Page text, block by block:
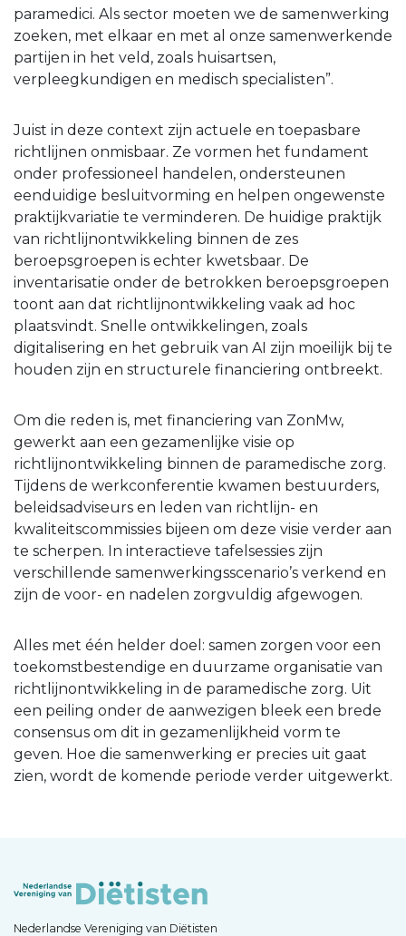
paramedici. Als sector moeten we de samenwerking
zoeken, met elkaar en met al onze samenwerkende
partijen in het veld, zoals huisartsen,
verpleegkundigen en medisch specialisten”.
Juist in deze context zijn actuele en toepasbare
richtlijnen onmisbaar. Ze vormen het fundament
onder professioneel handelen, ondersteunen
eenduidige besluitvorming en helpen ongewenste
praktijkvariatie te verminderen. De huidige praktijk
van richtlijnontwikkeling binnen de zes
beroepsgroepen is echter kwetsbaar. De
inventarisatie onder de betrokken beroepsgroepen
toont aan dat richtlijnontwikkeling vaak ad hoc
plaatsvindt. Snelle ontwikkelingen, zoals
digitalisering en het gebruik van AI zijn moeilijk bij te
houden zijn en structurele financiering ontbreekt.
Om die reden is, met financiering van ZonMw,
gewerkt aan een gezamenlijke visie op
richtlijnontwikkeling binnen de paramedische zorg.
Tijdens de werkconferentie kwamen bestuurders,
beleidsadviseurs en leden van richtlijn- en
kwaliteitscommissies bijeen om deze visie verder aan
te scherpen. In interactieve tafelsessies zijn
verschillende samenwerkingsscenario’s verkend en
zijn de voor- en nadelen zorgvuldig afgewogen.
Alles met één helder doel: samen zorgen voor een
toekomstbestendige en duurzame organisatie van
richtlijnontwikkeling in de paramedische zorg. Uit
een peiling onder de aanwezigen bleek een brede
consensus om dit in gezamenlijkheid vorm te
geven. Hoe die samenwerking er precies uit gaat
zien, wordt de komende periode verder uitgewerkt.
Nederlandse Vereniging van Diëtisten